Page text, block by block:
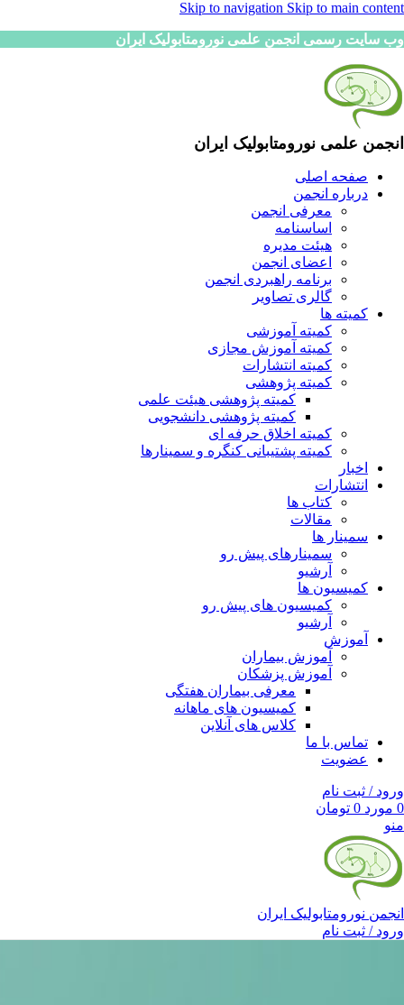
Skip to navigation Skip to main content
وب سایت رسمی انجمن علمی نورومتابولیک ایران
انجمن علمی نورومتابولیک ایران
صفحه اصلی
درباره انجمن
معرفی انجمن
اساسنامه
هیئت مدیره
اعضای انجمن
برنامه راهبردی انجمن
گالری تصاویر
کمیته ها
کمیته آموزشی
کمیته آموزش مجازی
کمیته انتشارات
کمیته پژوهشی
کمیته پژوهشی هیئت علمی
کمیته پژوهشی دانشجویی
کمیته اخلاق حرفه ای
کمیته پشتیبانی کنگره و سمینارها
اخبار
انتشارات
کتاب ها
مقالات
سمینار ها
سمینارهای پیش رو
آرشیو
کمیسیون ها
کمیسیون های پیش رو
آرشیو
آموزش
آموزش بیماران
آموزش پزشکان
معرفی بیماران هفتگی
کمیسیون های ماهانه
کلاس های آنلاین
تماس با ما
عضویت
ورود / ثبت نام
0 مورد 0 تومان
منو
انجمن نورومتابولیک ایران
ورود / ثبت نام